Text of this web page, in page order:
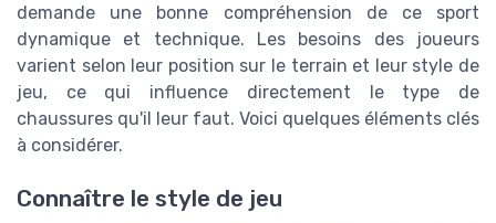
demande une bonne compréhension de ce sport
dynamique et technique. Les besoins des joueurs
varient selon leur position sur le terrain et leur style de
jeu, ce qui influence directement le type de
chaussures qu'il leur faut. Voici quelques éléments clés
à considérer.
Connaître le style de jeu